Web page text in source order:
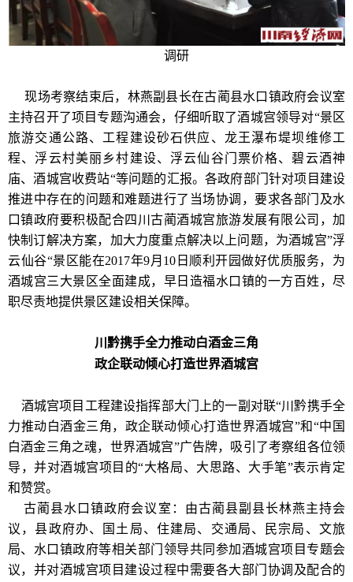
调研
现场考察结束后，林燕副县长在古蔺县水口镇政府会议室
主持召开了项目专题沟通会，仔细听取了酒城宫领导对“景区
旅游交通公路、工程建设砂石供应、龙王瀑布堤坝维修工
程、浮云村美丽乡村建设、浮云仙谷门票价格、碧云酒神
庙、酒城宫收费站“等问题的汇报。各政府部门针对项目建设
推进中存在的问题和难题进行了当场协调，要求各部门及水
口镇政府要积极配合四川古蔺酒城宫旅游发展有限公司，加
快制订解决方案，加大力度重点解决以上问题，为酒城宫”浮
云仙谷“景区能在2017年9月10日顺利开园做好优质服务，为
酒城宫三大景区全面建成，早日造福水口镇的一方百姓，尽
职尽责地提供景区建设相关保障。
川黔携手全力推动白酒金三角
政企联动倾心打造世界酒城宫
酒城宫项目工程建设指挥部大门上的一副对联“川黔携手全
力推动白酒金三角，政企联动倾心打造世界酒城宫”和“中国
白酒金三角之魂，世界酒城宫”广告牌，吸引了考察组各位领
导，并对酒城宫项目的“大格局、大思路、大手笔”表示肯定
和赞赏。
古蔺县水口镇政府会议室：由古蔺县副县长林燕主持会
议，县政府办、国土局、住建局、交通局、民宗局、文旅
局、水口镇政府等相关部门领导共同参加酒城宫项目专题会
议，并对酒城宫项目建设过程中需要各大部门协调及配合的